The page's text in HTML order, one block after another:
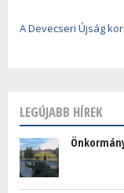
A Devecseri Újság
LEGÚJABB HÍREK